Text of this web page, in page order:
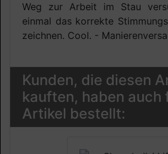
Weg zur Arbeit im Stau
einmal das korrekte
zeichnen. Cool. -
Kunden, die diesen
kauften, haben auch
Artikel bestellt: